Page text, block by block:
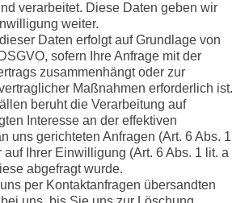
verarbeitet. Diese Daten geben wir
weiter.
Daten erfolgt auf Grundlage von
sofern Ihre Anfrage mit der
zusammenhängt oder zur
Maßnahmen erforderlich ist.
beruht die Verarbeitung auf
Interesse an der effektiven
uns gerichteten Anfragen (Art. 6 Abs. 1
auf Ihrer Einwilligung (Art. 6 Abs. 1 lit. a
abgefragt wurde.
per Kontaktanfragen übersandten